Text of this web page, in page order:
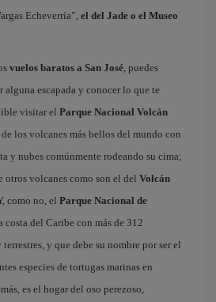
Echeverría”, el del Jade o el Museo
vuelos baratos a San José, puedes
alguna escapada y conocer lo que te
visitar el Parque Nacional Volcán
los volcanes más bellos del mundo con
y nubes comúnmente rodeando su cima;
otros volcanes como son el del Volcán
como no, el Parque Nacional de
costa del Caribe con más de 312
y que debe su nombre por ser el
especies de tortugas marinas en
es el hogar del oso perezoso,